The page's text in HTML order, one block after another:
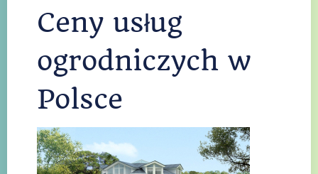
Read More
Read More
sobota, 31 styczeń 2026 15:46
Ceny usług
ogrodniczych w
Polsce